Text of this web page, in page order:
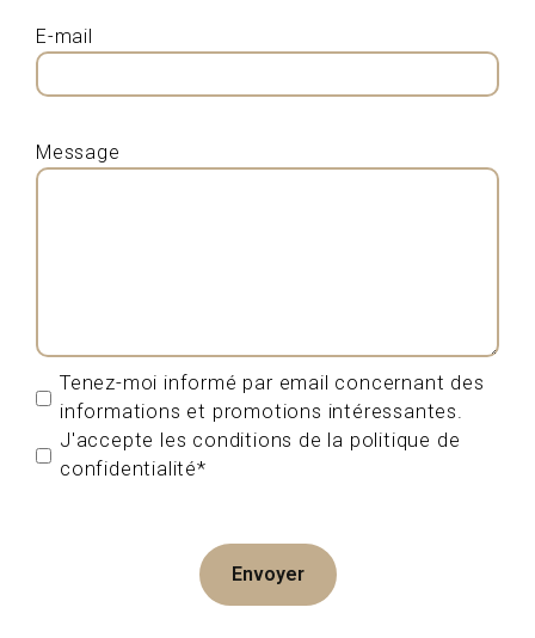
E-mail
Message
Tenez-moi informé par email concernant des
informations et promotions intéressantes.
J'accepte les conditions de la politique de
confidentialité*
Envoyer